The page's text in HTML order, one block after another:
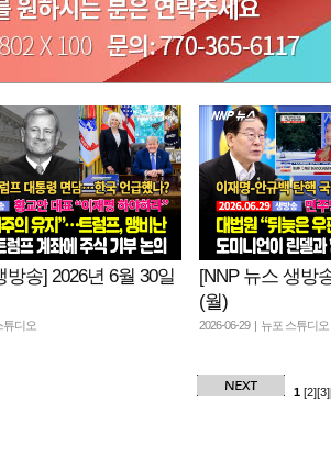
방송] 2026년 6월 30일
튜디오
[NNP 뉴스 생방
(월)
2026-06-29 | 뉴포 스튜디오
1 [2][3]